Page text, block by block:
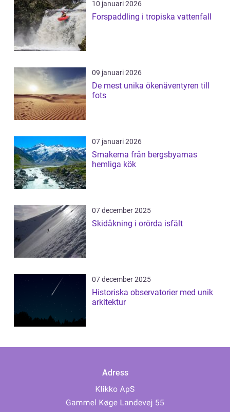
10 januari 2026
Forspaddling i tropiska vattenfall
09 januari 2026
De mest unika ökenäventyren till
fots
07 januari 2026
Smakerna från bergsbyarnas
hemliga kök
07 december 2025
Skidåkning i orörda isfält
07 december 2025
Historiska observatorier med unik
arkitektur
Adress